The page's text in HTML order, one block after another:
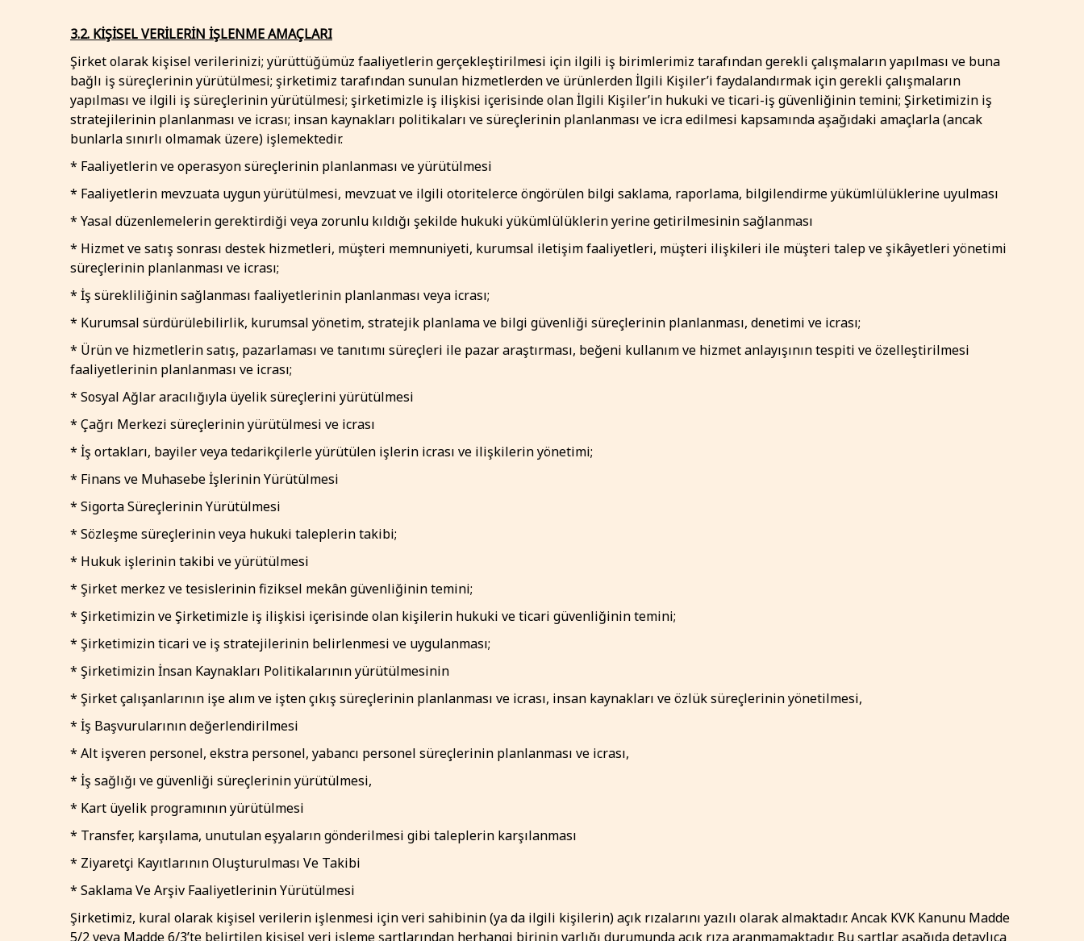
3.2. KİŞİSEL VERİLERİN İŞLENME AMAÇLARI
Şirket olarak kişisel verilerinizi; yürüttüğümüz faaliyetlerin gerçekleştirilmesi için ilgili iş birimlerimiz tarafından gerekli çalışmaların yapılması ve buna
bağlı iş süreçlerinin yürütülmesi; şirketimiz tarafından sunulan hizmetlerden ve ürünlerden İlgili Kişiler’i faydalandırmak için gerekli çalışmaların
yapılması ve ilgili iş süreçlerinin yürütülmesi; şirketimizle iş ilişkisi içerisinde olan İlgili Kişiler’in hukuki ve ticari-iş güvenliğinin temini; Şirketimizin iş
stratejilerinin planlanması ve icrası; insan kaynakları politikaları ve süreçlerinin planlanması ve icra edilmesi kapsamında aşağıdaki amaçlarla (ancak
bunlarla sınırlı olmamak üzere) işlemektedir.
* Faaliyetlerin ve operasyon süreçlerinin planlanması ve yürütülmesi
* Faaliyetlerin mevzuata uygun yürütülmesi, mevzuat ve ilgili otoritelerce öngörülen bilgi saklama, raporlama, bilgilendirme yükümlülüklerine uyulması
* Yasal düzenlemelerin gerektirdiği veya zorunlu kıldığı şekilde hukuki yükümlülüklerin yerine getirilmesinin sağlanması
* Hizmet ve satış sonrası destek hizmetleri, müşteri memnuniyeti, kurumsal iletişim faaliyetleri, müşteri ilişkileri ile müşteri talep ve şikâyetleri yönetimi
süreçlerinin planlanması ve icrası;
* İş sürekliliğinin sağlanması faaliyetlerinin planlanması veya icrası;
* Kurumsal sürdürülebilirlik, kurumsal yönetim, stratejik planlama ve bilgi güvenliği süreçlerinin planlanması, denetimi ve icrası;
* Ürün ve hizmetlerin satış, pazarlaması ve tanıtımı süreçleri ile pazar araştırması, beğeni kullanım ve hizmet anlayışının tespiti ve özelleştirilmesi
faaliyetlerinin planlanması ve icrası;
* Sosyal Ağlar aracılığıyla üyelik süreçlerini yürütülmesi
* Çağrı Merkezi süreçlerinin yürütülmesi ve icrası
* İş ortakları, bayiler veya tedarikçilerle yürütülen işlerin icrası ve ilişkilerin yönetimi;
* Finans ve Muhasebe İşlerinin Yürütülmesi
* Sigorta Süreçlerinin Yürütülmesi
* Sözleşme süreçlerinin veya hukuki taleplerin takibi;
* Hukuk işlerinin takibi ve yürütülmesi
* Şirket merkez ve tesislerinin fiziksel mekân güvenliğinin temini;
* Şirketimizin ve Şirketimizle iş ilişkisi içerisinde olan kişilerin hukuki ve ticari güvenliğinin temini;
* Şirketimizin ticari ve iş stratejilerinin belirlenmesi ve uygulanması;
* Şirketimizin İnsan Kaynakları Politikalarının yürütülmesinin
* Şirket çalışanlarının işe alım ve işten çıkış süreçlerinin planlanması ve icrası, insan kaynakları ve özlük süreçlerinin yönetilmesi,
* İş Başvurularının değerlendirilmesi
* Alt işveren personel, ekstra personel, yabancı personel süreçlerinin planlanması ve icrası,
* İş sağlığı ve güvenliği süreçlerinin yürütülmesi,
* Kart üyelik programının yürütülmesi
* Transfer, karşılama, unutulan eşyaların gönderilmesi gibi taleplerin karşılanması
* Ziyaretçi Kayıtlarının Oluşturulması Ve Takibi
* Saklama Ve Arşiv Faaliyetlerinin Yürütülmesi
Şirketimiz, kural olarak kişisel verilerin işlenmesi için veri sahibinin (ya da ilgili kişilerin) açık rızalarını yazılı olarak almaktadır. Ancak KVK Kanunu Madde
5/2 veya Madde 6/3’te belirtilen kişisel veri işleme şartlarından herhangi birinin varlığı durumunda açık rıza aranmamaktadır. Bu şartlar aşağıda detaylıca